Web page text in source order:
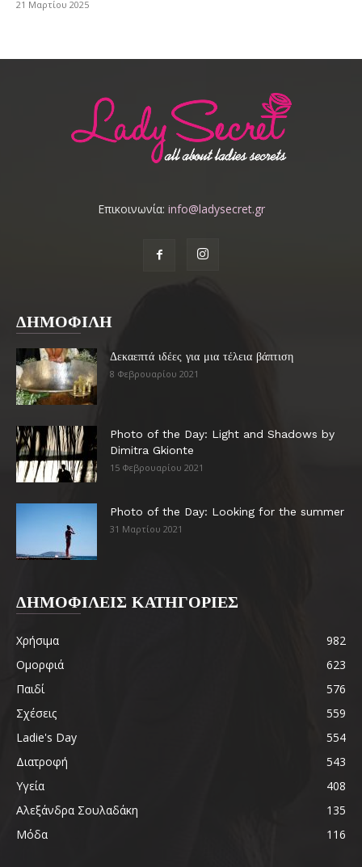
21 Μαρτίου 2025
Επικοινωνία: info@ladysecret.gr
ΔΗΜΟΦΙΛΗ
Δεκαεπτά ιδέες για μια τέλεια βάπτιση
8 Φεβρουαρίου 2021
Photo of the Day: Light and Shadows by
Dimitra Gkionte
15 Φεβρουαρίου 2021
Photo of the Day: Looking for the summer
31 Μαρτίου 2021
ΔΗΜΟΦΙΛΕΙΣ ΚΑΤΗΓΟΡΙΕΣ
Χρήσιμα
982
Ομορφιά
623
Παιδί
576
Σχέσεις
559
Ladie's Day
554
Διατροφή
543
Υγεία
408
Αλεξάνδρα Σουλαδάκη
135
Μόδα
116